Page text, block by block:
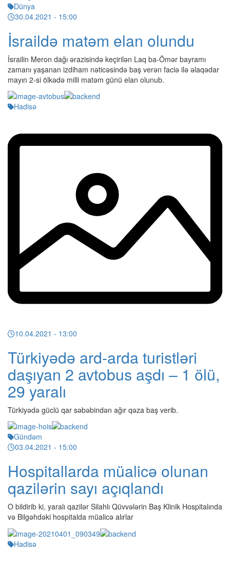
Dünya
30.04.2021 - 15:00
İsraildə matəm elan olundu
İsrailin Meron dağı ərazisində keçirilən Laq ba-Ömər bayramı
zamanı yaşanan izdiham nəticəsində baş verən faciə ilə əlaqədar
mayın 2-si ölkədə milli matəm günü elan olunub.
Hadisə
10.04.2021 - 13:00
Türkiyədə ard-arda turistləri
daşıyan 2 avtobus aşdı – 1 ölü,
29 yaralı
Türkiyədə güclü qar səbəbindən ağır qəza baş verib.
Gündəm
03.04.2021 - 15:00
Hospitallarda müalicə olunan
qazilərin sayı açıqlandı
O bildirib ki, yaralı qazilər Silahlı Qüvvələrin Baş Klinik Hospitalında
və Bilgəhdəki hospitalda müalicə alırlar
Hadisə